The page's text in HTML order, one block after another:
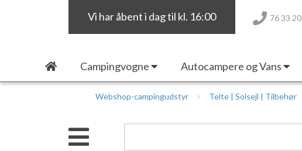
Vi har åbent i dag til kl. 16:00 76 33
Campingvogne Autocampere og Vans
Webshop-campingudstyr Telte | Solsejl | Tilbehør